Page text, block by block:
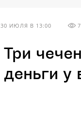
30 ИЮЛЯ В 13:00
Три
деньги у